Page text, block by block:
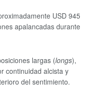
USD 945
apalancadas durante
largas (longs),
continuidad alcista y
del sentimiento.